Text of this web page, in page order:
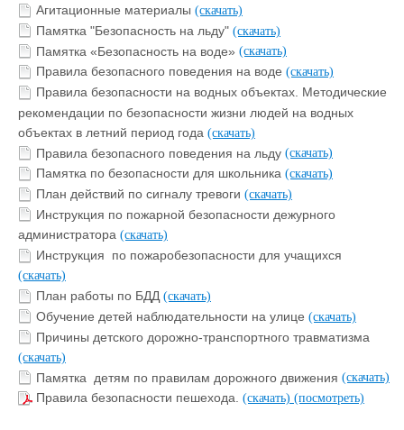
Агитационные материалы (скачать)
Памятка "Безопасность на льду" (скачать)
Памятка «Безопасность на воде» (скачать)
Правила безопасного поведения на воде (скачать)
Правила безопасности на водных объектах. Методические
рекомендации по безопасности жизни людей на водных
объектах в летний период года (скачать)
Правила безопасного поведения на льду (скачать)
Памятка по безопасности для школьника (скачать)
План действий по сигналу тревоги (скачать)
Инструкция по пожарной безопасности дежурного
администратора (скачать)
Инструкция по пожаробезопасности для учащихся
(скачать)
План работы по БДД (скачать)
Обучение детей наблюдательности на улице (скачать)
Причины детского дорожно-транспортного травматизма
(скачать)
Памятка детям по правилам дорожного движения (скачать)
Правила безопасности пешехода. (скачать) (посмотреть)